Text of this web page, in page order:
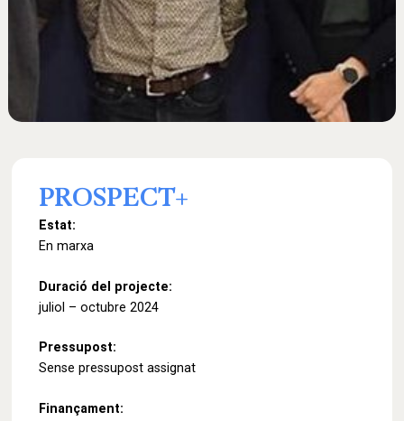
PROSPECT+
Estat:
En marxa
Duració del projecte:
juliol – octubre 2024
Pressupost:
Sense pressupost assignat
Finançament: